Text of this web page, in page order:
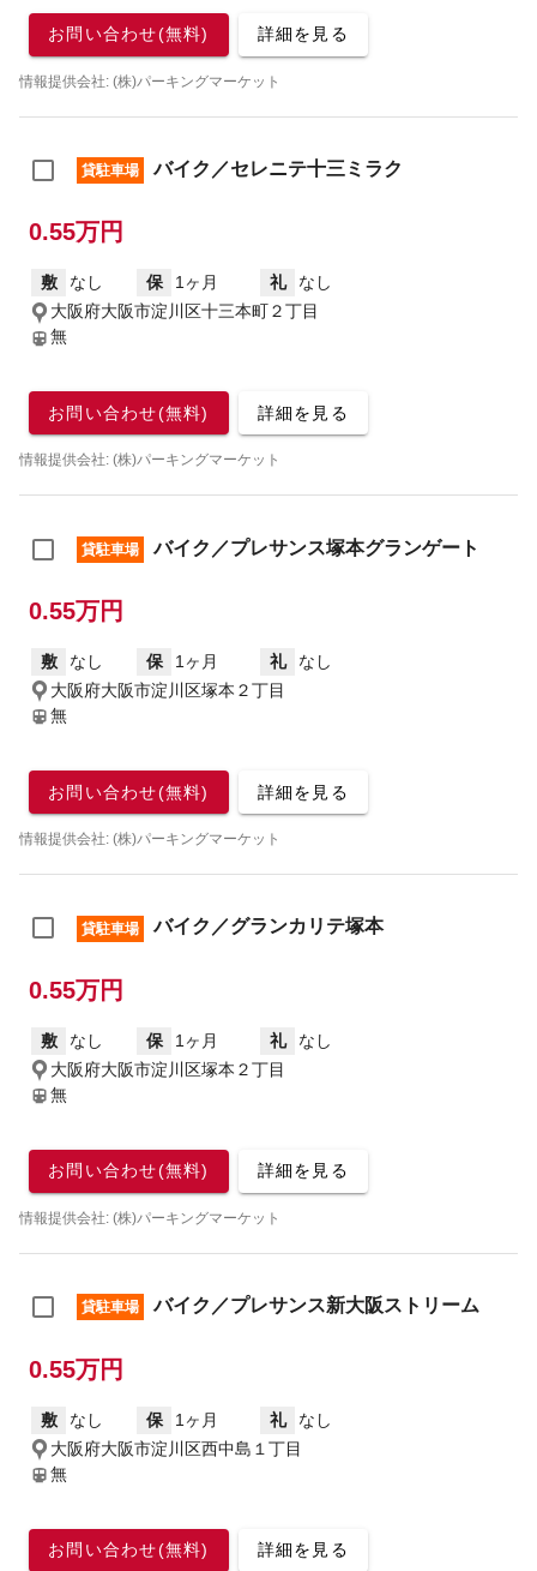
お問い合わせ(無料) 詳細を見る
情報提供会社: (株)パーキングマーケット
貸駐車場 バイク／セレニテ十三ミラク
0.55万円
敷 なし 保 1ヶ月 礼
なし
大阪府大阪市淀川区十三本町２丁目
無
お問い合わせ(無料) 詳細を見る
情報提供会社: (株)パーキングマーケット
貸駐車場 バイク／プレサンス塚本グランゲート
0.55万円
敷 なし 保 1ヶ月 礼
なし
大阪府大阪市淀川区塚本２丁目
無
お問い合わせ(無料) 詳細を見る
情報提供会社: (株)パーキングマーケット
貸駐車場 バイク／グランカリテ塚本
0.55万円
敷 なし 保 1ヶ月 礼
なし
大阪府大阪市淀川区塚本２丁目
無
お問い合わせ(無料) 詳細を見る
情報提供会社: (株)パーキングマーケット
貸駐車場 バイク／プレサンス新大阪ストリーム
0.55万円
敷 なし 保 1ヶ月 礼
なし
大阪府大阪市淀川区西中島１丁目
無
お問い合わせ(無料) 詳細を見る